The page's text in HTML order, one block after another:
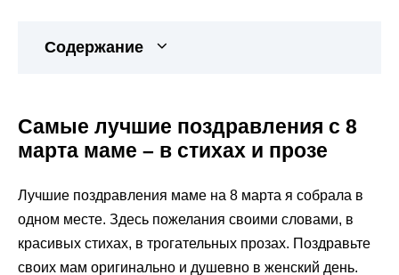
Содержание
Самые лучшие поздравления с 8
марта маме – в стихах и прозе
Лучшие поздравления маме на 8 марта я собрала в
одном месте. Здесь пожелания своими словами, в
красивых стихах, в трогательных прозах. Поздравьте
своих мам оригинально и душевно в женский день.